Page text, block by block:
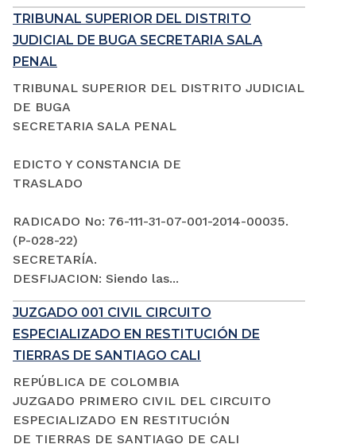
TRIBUNAL SUPERIOR DEL DISTRITO
JUDICIAL DE BUGA SECRETARIA SALA
PENAL
TRIBUNAL SUPERIOR DEL DISTRITO JUDICIAL
DE BUGA
SECRETARIA SALA PENAL
EDICTO Y CONSTANCIA DE
TRASLADO
RADICADO No: 76-111-31-07-001-2014-00035.
(P-028-22)
SECRETARÍA.
DESFIJACION: Siendo las...
JUZGADO 001 CIVIL CIRCUITO
ESPECIALIZADO EN RESTITUCIÓN DE
TIERRAS DE SANTIAGO CALI
REPÚBLICA DE COLOMBIA
JUZGADO PRIMERO CIVIL DEL CIRCUITO
ESPECIALIZADO EN RESTITUCIÓN
DE TIERRAS DE SANTIAGO DE CALI